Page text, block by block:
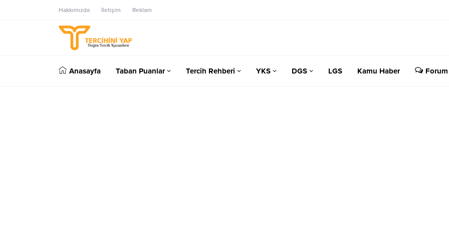
Hakkımızda İletişim Reklam
Anasayfa Taban Puanlar Tercih Rehberi YKS DGS LGS Kamu Haber Forum